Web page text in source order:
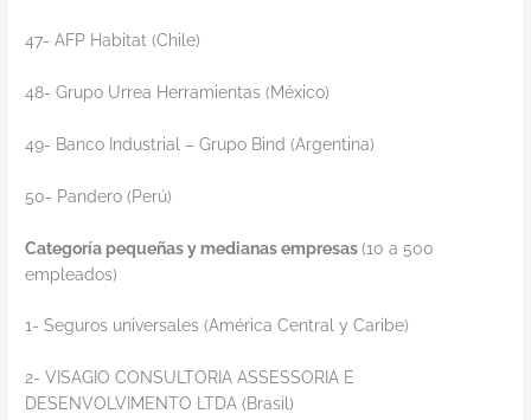
47- AFP Habitat (Chile)
48- Grupo Urrea Herramientas (México)
49- Banco Industrial – Grupo Bind (Argentina)
50- Pandero (Perú)
Categoría pequeñas y medianas empresas(10 a 500
empleados)
1- Seguros universales (América Central y Caribe)
2- VISAGIO CONSULTORIA ASSESSORIA E
DESENVOLVIMENTO LTDA (Brasil)